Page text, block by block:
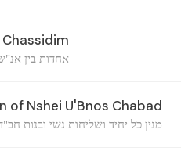
אחדות בין
of Nshei U'Bnos Chabad
מנין כל יחיד ושליחות נשי ובנות